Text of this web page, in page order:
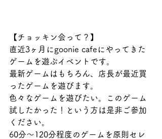
【チョッキン会って？】
直近3ヶ月にgoonie cafeにやってきた
ゲームを遊ぶイベントです。
最新ゲームはもちろん、店長が最近買
ったゲームを遊びます。
色々なゲームを遊びたい。このゲーム
試したかった！という方は是非ご参加
ください。
60分〜120分程度のゲームを原則セレ